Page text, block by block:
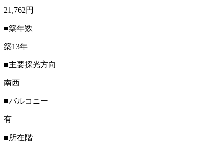
21,762円
■築年数
築13年
■主要採光方向
南西
■バルコニー
有
■所在階